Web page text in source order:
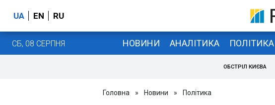
UA EN RU
СБ, 08 СЕРПНЯ НОВИНИ АНАЛІТИКА ПОЛІТИКА
ОБСТРІЛ КИЄВА
Головна » Новини » Політика